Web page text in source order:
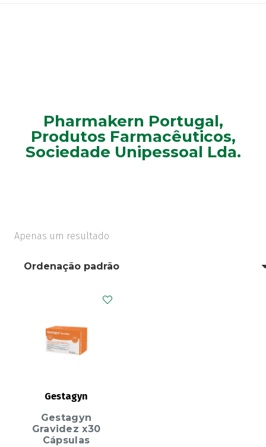
Pharmakern Portugal,
Produtos Farmacêuticos,
Sociedade Unipessoal Lda.
Apenas um resultado
Gestagyn
Gestagyn
Gravidez x30
Cápsulas